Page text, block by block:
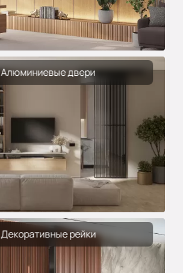
Алюминиевые двери
Декоративные рейки